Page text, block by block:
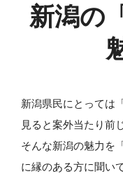
新潟の
新潟県民にとっては
見ると案外当たり前
そんな新潟の魅力を
に縁のある方に聞い